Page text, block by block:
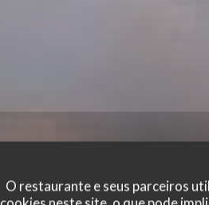
O restaurante e seus parceiros